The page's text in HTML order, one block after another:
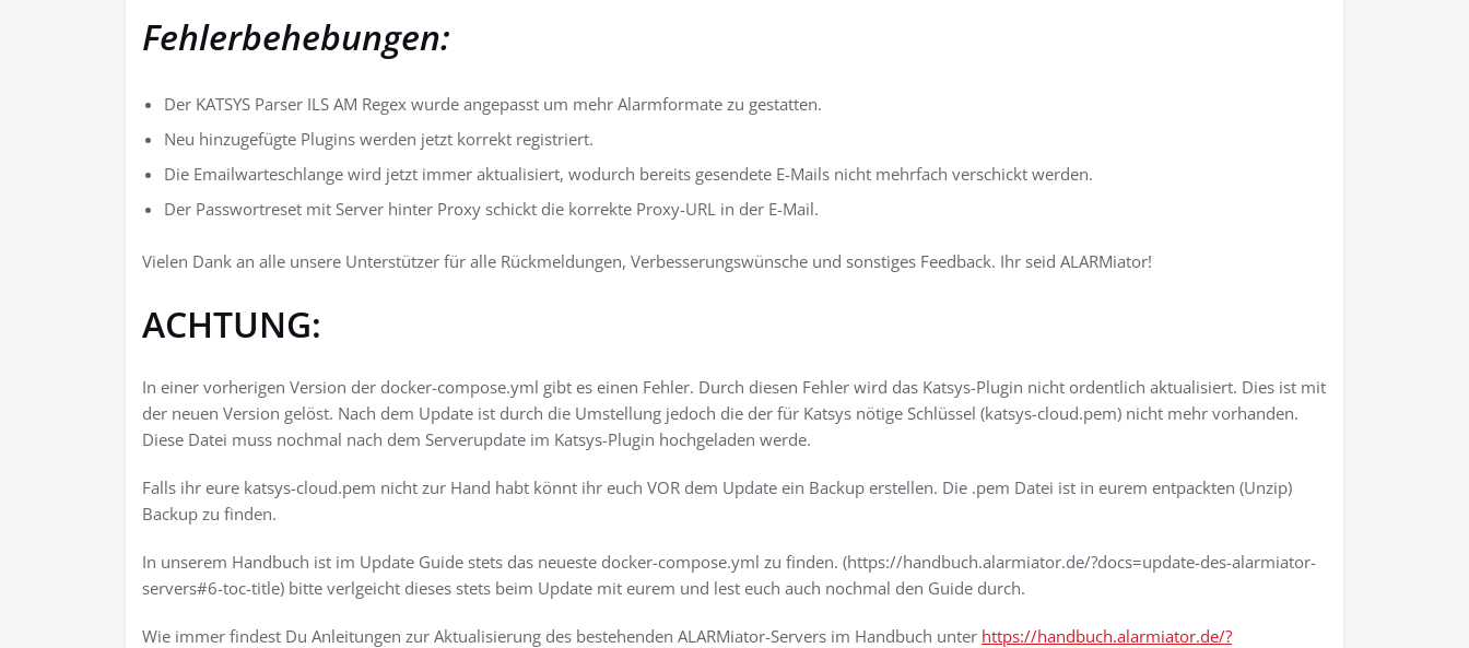
Fehlerbehebungen:
Der KATSYS Parser ILS AM Regex wurde angepasst um mehr Alarmformate zu gestatten.
Neu hinzugefügte Plugins werden jetzt korrekt registriert.
Die Emailwarteschlange wird jetzt immer aktualisiert, wodurch bereits gesendete E-Mails nicht mehrfach verschickt werden.
Der Passwortreset mit Server hinter Proxy schickt die korrekte Proxy-URL in der E-Mail.
Vielen Dank an alle unsere Unterstützer für alle Rückmeldungen, Verbesserungswünsche und sonstiges Feedback. Ihr seid ALARMiator!
ACHTUNG:
In einer vorherigen Version der docker-compose.yml gibt es einen Fehler. Durch diesen Fehler wird das Katsys-Plugin nicht ordentlich aktualisiert. Dies ist mit
der neuen Version gelöst. Nach dem Update ist durch die Umstellung jedoch die der für Katsys nötige Schlüssel (katsys-cloud.pem) nicht mehr vorhanden.
Diese Datei muss nochmal nach dem Serverupdate im Katsys-Plugin hochgeladen werde.
Falls ihr eure katsys-cloud.pem nicht zur Hand habt könnt ihr euch VOR dem Update ein Backup erstellen. Die .pem Datei ist in eurem entpackten (Unzip)
Backup zu finden.
In unserem Handbuch ist im Update Guide stets das neueste docker-compose.yml zu finden. (https://handbuch.alarmiator.de/?docs=update-des-alarmiator-
servers#6-toc-title) bitte verlgeicht dieses stets beim Update mit eurem und lest euch auch nochmal den Guide durch.
Wie immer findest Du Anleitungen zur Aktualisierung des bestehenden ALARMiator-Servers im Handbuch unter https://handbuch.alarmiator.de/?